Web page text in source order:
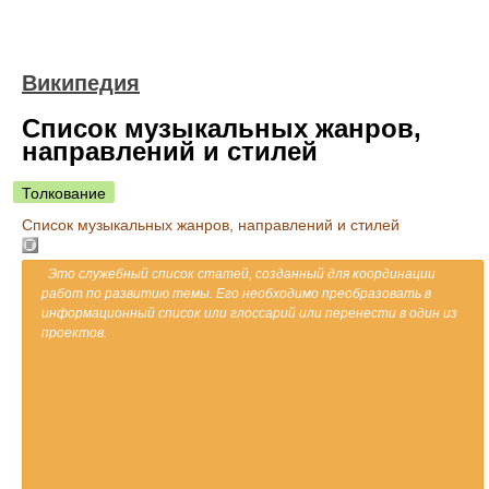
Википедия
Список музыкальных жанров,
направлений и стилей
Толкование
Список музыкальных жанров, направлений и стилей
Это служебный список статей, созданный для координации
работ по развитию темы. Его необходимо преобразовать в
информационный список или глоссарий или перенести в один из
проектов.